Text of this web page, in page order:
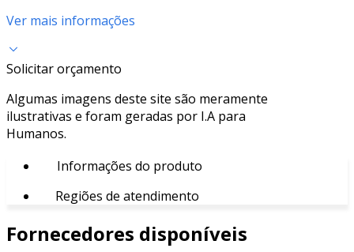
Ver mais informações
Solicitar orçamento
Algumas imagens deste site são meramente
ilustrativas e foram geradas por I.A para
Humanos.
Informações do produto
Regiões de atendimento
Fornecedores disponíveis